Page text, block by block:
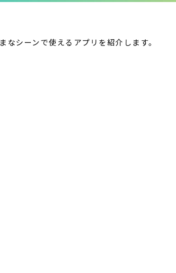
シーンで使えるアプリを紹介します。